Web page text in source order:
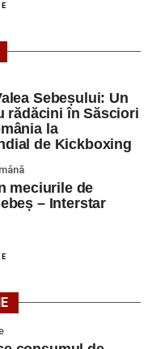
Sebeșului: Un
rădăcini în Săsciori
la
de Kickboxing
meciurile de
– Interstar